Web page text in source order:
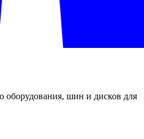
оборудования, шин и дисков для